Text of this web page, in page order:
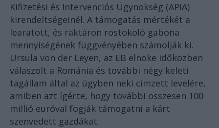
Kifizetési és Intervenciós Ügynökség (APIA)
kirendeltségeinél. A támogatás mértékét a
learatott, és raktáron rostokoló gabona
mennyiségének függvényében számolják ki.
Ursula von der Leyen, az EB elnöke időközben
válaszolt a Románia és további négy keleti
tagállam által az ügyben neki címzett levelére,
amiben azt ígérte, hogy további összesen 100
millió euróval fogják támogatni a kárt
szenvedett gazdákat.